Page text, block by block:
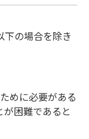
下の場合を除き
めに必要がある
が困難であると